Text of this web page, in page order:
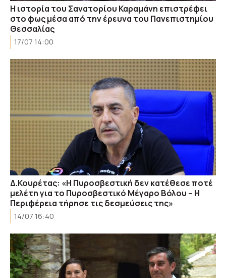
Η ιστορία του Σανατορίου Καραμάνη επιστρέφει
στο φως μέσα από την έρευνα του Πανεπιστημίου
Θεσσαλίας
17/07 14:00
Δ.Κουρέτας: «Η Πυροσβεστική δεν κατέθεσε ποτέ
μελέτη για το Πυροσβεστικό Μέγαρο Βόλου – Η
Περιφέρεια τήρησε τις δεσμεύσεις της»
14/07 16:40